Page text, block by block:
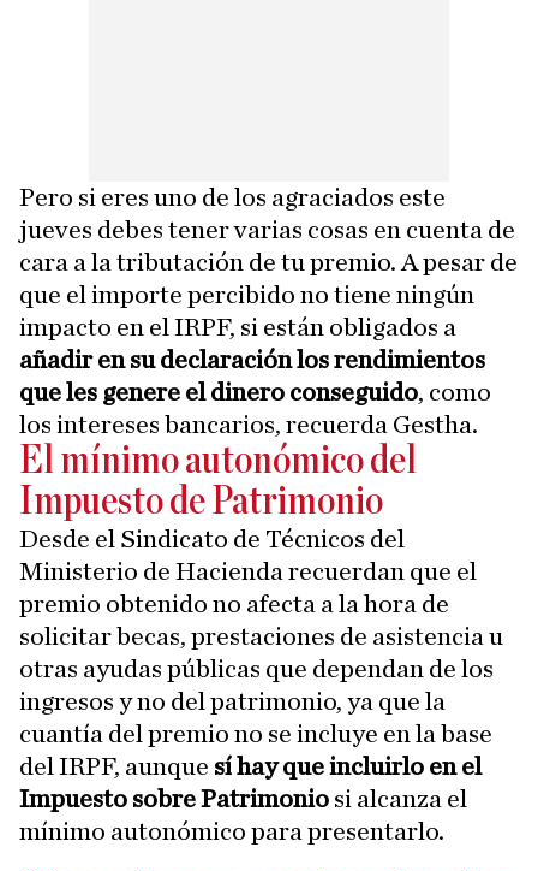
Pero si eres uno de los agraciados este
jueves debes tener varias cosas en cuenta de
cara a la tributación de tu premio. A pesar de
que el importe percibido no tiene ningún
impacto en el IRPF, si están obligados a
añadir en su declaración los rendimientos
que les genere el dinero conseguido, como
los intereses bancarios, recuerda Gestha.
El mínimo autonómico del
Impuesto de Patrimonio
Desde el Sindicato de Técnicos del
Ministerio de Hacienda recuerdan que el
premio obtenido no afecta a la hora de
solicitar becas, prestaciones de asistencia u
otras ayudas públicas que dependan de los
ingresos y no del patrimonio, ya que la
cuantía del premio no se incluye en la base
del IRPF, aunque sí hay que incluirlo en el
Impuesto sobre Patrimonio si alcanza el
mínimo autonómico para presentarlo.